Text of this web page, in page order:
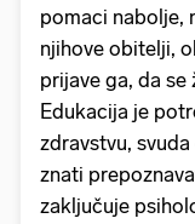
pomaci nabolje,
njihove obitelji,
prijave ga, da
Edukacija je
zdravstvu,
znati
zaključuje